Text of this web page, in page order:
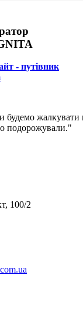
- путівник
будемо
подорожували."
100/2